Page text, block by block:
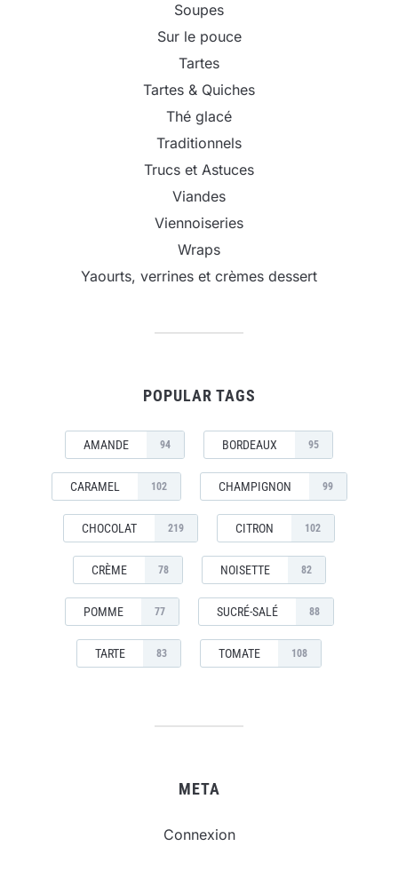
Soupes
Sur le pouce
Tartes
Tartes & Quiches
Thé glacé
Traditionnels
Trucs et Astuces
Viandes
Viennoiseries
Wraps
Yaourts, verrines et crèmes dessert
POPULAR TAGS
AMANDE 94 BORDEAUX 95
CARAMEL 102 CHAMPIGNON 99
CHOCOLAT 219 CITRON 102
CRÈME 78 NOISETTE 82
POMME 77 SUCRÉ-SALÉ 88
TARTE 83 TOMATE 108
META
Connexion